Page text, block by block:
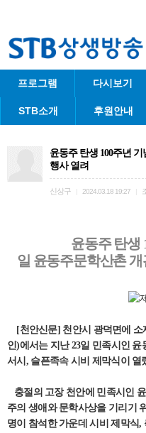
프로그램 다시보기
STB소개 후원안내
윤동주 탄생 100주년 기
행사 열려
신상구 2024.03.18 19:27
윤동주 탄생 100
일 윤동주문학산촌 개
[천안신문] 천안시 광덕면에 소
인)에서는 지난 23일 민족시인 윤
서시, 슬픈족속 시비 제막식이 열
충절의 고장 천안에 민족시인
주의 생애와 문학사상을 기리기
명이 참석한 가운데 시비 제막식,